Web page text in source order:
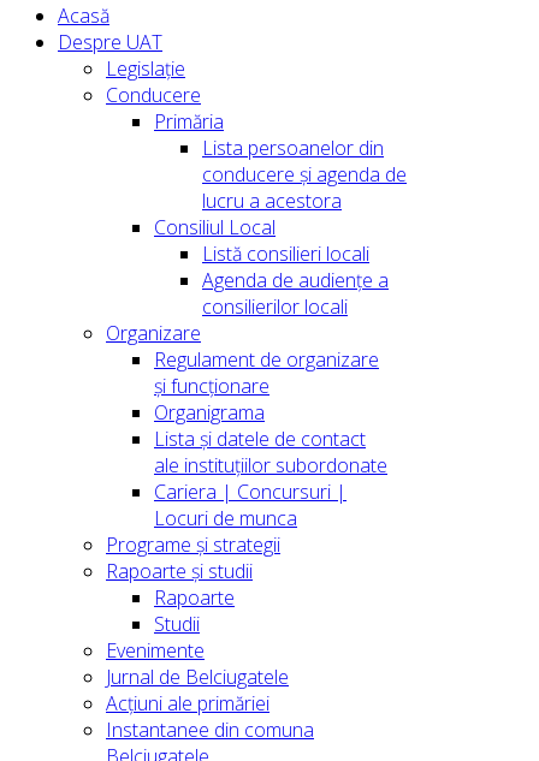
Acasă
Despre UAT
Legislație
Conducere
Primăria
Lista persoanelor din
conducere şi agenda de
lucru a acestora
Consiliul Local
Listă consilieri locali
Agenda de audiențe a
consilierilor locali
Organizare
Regulament de organizare
și funcționare
Organigrama
Lista și datele de contact
ale instituțiilor subordonate
Cariera | Concursuri |
Locuri de munca
Programe și strategii
Rapoarte și studii
Rapoarte
Studii
Evenimente
Jurnal de Belciugatele
Acțiuni ale primăriei
Instantanee din comuna